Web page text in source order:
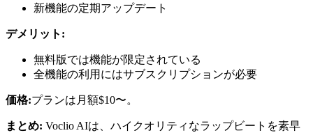
新機能の定期アップデート
デメリット:
無料版では機能が限定されている
全機能の利用にはサブスクリプションが必要
価格:プランは月額$10〜。
まとめ: Voclio AIは、ハイクオリティなラップビートを素早